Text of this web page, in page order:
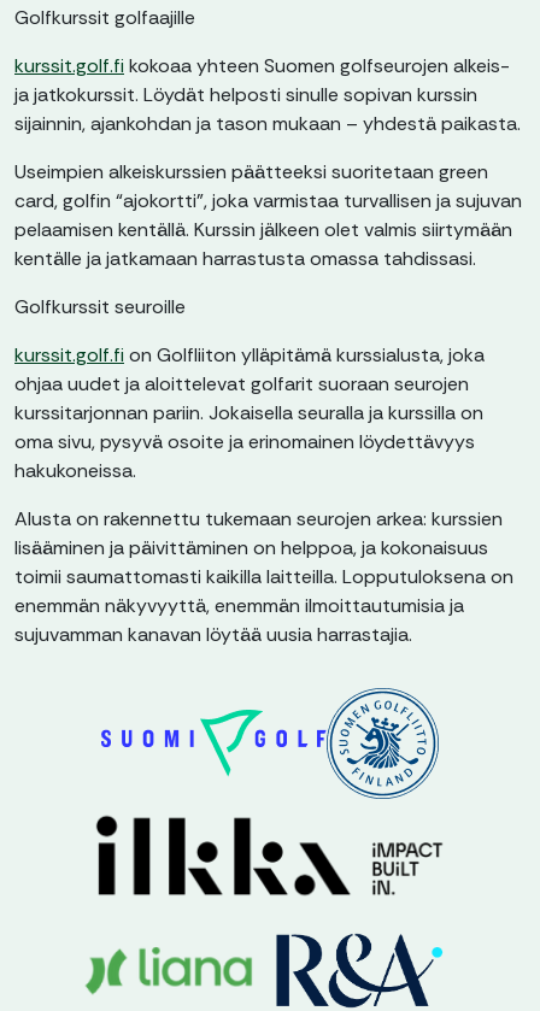
Golfkurssit golfaajille
kurssit.golf.fi kokoaa yhteen Suomen golfseurojen alkeis-
ja jatkokurssit. Löydät helposti sinulle sopivan kurssin
sijainnin, ajankohdan ja tason mukaan – yhdestä paikasta.
Useimpien alkeiskurssien päätteeksi suoritetaan green
card, golfin “ajokortti”, joka varmistaa turvallisen ja sujuvan
pelaamisen kentällä. Kurssin jälkeen olet valmis siirtymään
kentälle ja jatkamaan harrastusta omassa tahdissasi.
Golfkurssit seuroille
kurssit.golf.fi on Golfliiton ylläpitämä kurssialusta, joka
ohjaa uudet ja aloittelevat golfarit suoraan seurojen
kurssitarjonnan pariin. Jokaisella seuralla ja kurssilla on
oma sivu, pysyvä osoite ja erinomainen löydettävyys
hakukoneissa.
Alusta on rakennettu tukemaan seurojen arkea: kurssien
lisääminen ja päivittäminen on helppoa, ja kokonaisuus
toimii saumattomasti kaikilla laitteilla. Lopputuloksena on
enemmän näkyvyyttä, enemmän ilmoittautumisia ja
sujuvamman kanavan löytää uusia harrastajia.